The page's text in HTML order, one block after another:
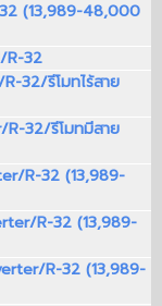
(13,989-48,000
R-32
32/รีโมทไร้สาย
R-32/รีโมทมีสาย
R-32 (13,989-
R-32 (13,989-
R-32 (13,989-